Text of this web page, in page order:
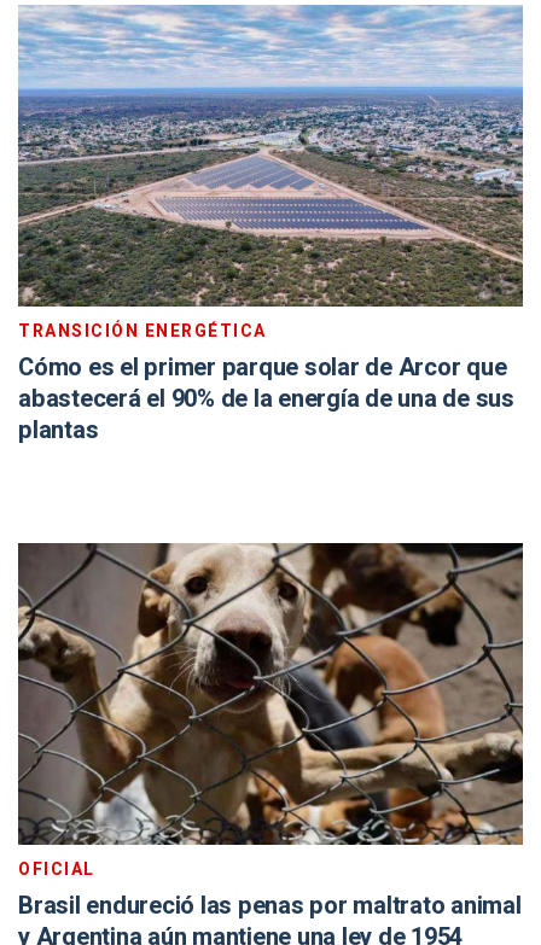
TRANSICIÓN ENERGÉTICA
Cómo es el primer parque solar de Arcor que
abastecerá el 90% de la energía de una de sus
plantas
OFICIAL
Brasil endureció las penas por maltrato animal
y Argentina aún mantiene una ley de 1954